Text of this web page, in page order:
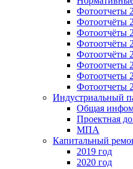
Фотоотчеты
Фотоотчёты
Фотоотчёты
Фотоотчёты
Фотоотчёты
Фотоотчеты
Фотоотчеты
Фотоотчеты
Индустриальный
Общая
Проектная
МПА
Капитальный
2019 год
2020 год